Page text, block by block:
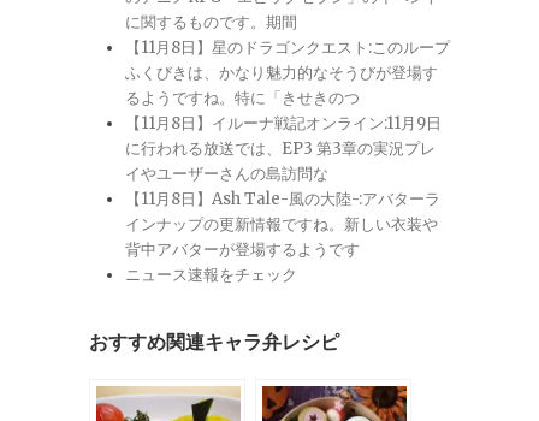
に関するものです。期間
【11月8日】星のドラゴンクエスト:このループ
ふくびきは、かなり魅力的なそうびが登場す
るようですね。特に「きせきのつ
【11月8日】イルーナ戦記オンライン:11月9日
に行われる放送では、EP3 第3章の実況プレ
イやユーザーさんの島訪問な
【11月8日】Ash Tale-風の大陸-:アバターラ
インナップの更新情報ですね。新しい衣装や
背中アバターが登場するようです
ニュース速報をチェック
おすすめ関連キャラ弁レシピ